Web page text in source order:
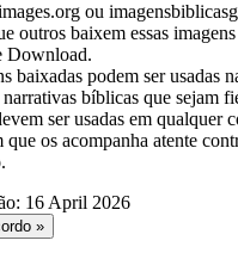
ou
outros baixem essas
Download.
baixadas podem ser usadas
bíblicas que sejam
ser usadas em qualquer
que os acompanha atente
16 April 2026
»